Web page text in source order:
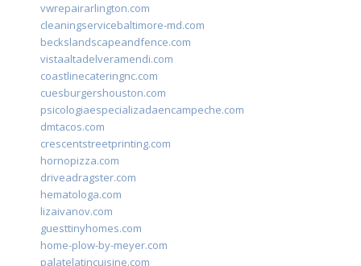
vwrepairarlington.com
cleaningservicebaltimore-md.com
beckslandscapeandfence.com
vistaaltadelveramendi.com
coastlinecateringnc.com
cuesburgershouston.com
psicologiaespecializadaencampeche.com
dmtacos.com
crescentstreetprinting.com
hornopizza.com
driveadragster.com
hematologa.com
lizaivanov.com
guesttinyhomes.com
home-plow-by-meyer.com
palatelatincuisine.com